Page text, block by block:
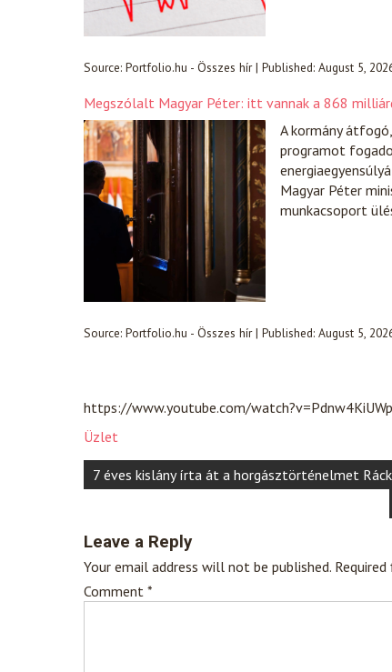
Source: Portfolio.hu - Összes hír| Published: August 5,
Megszólalt Magyar Péter: itt vannak a 868
A kormány
programot
Magyar Péter
munkacsoport
Source: Portfolio.hu - Összes hír| Published: August 5,
https://www.youtube.com/
Üzlet
Post
navigation
7 éves kislány írta át a horgásztörténelmet
Leave a Reply
Your email address will not be published.
Comment *